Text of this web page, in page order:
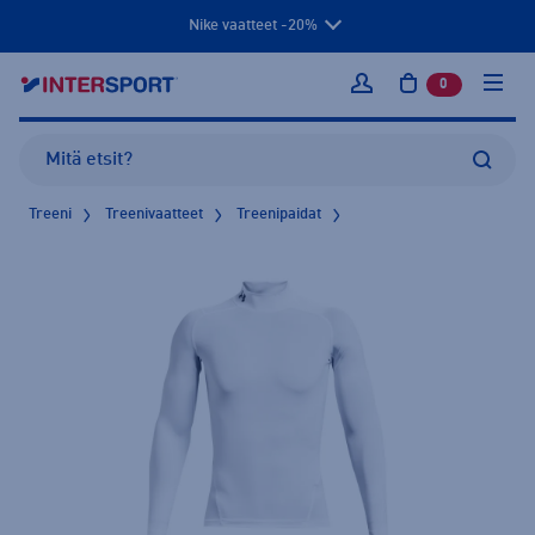
Nike vaatteet -20%
Kirjaudu sisään
0 tuotetta
Treeni Treenivaatteet Treenipaidat